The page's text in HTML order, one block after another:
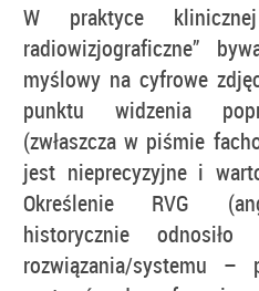
W praktyce
radiowizjograficzne”
myślowy na cyfrowe
punktu widzenia
(zwłaszcza w piśmie
jest nieprecyzyjne i
Określenie RVG
historycznie
rozwiązania/systemu –